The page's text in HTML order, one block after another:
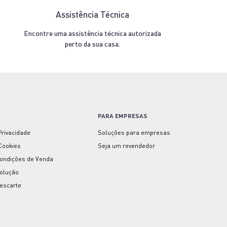
Assistência Técnica
Encontre uma assistência técnica autorizada
perto da sua casa.
de Venda
PARA EMPRESAS
Soluções para empresas
Seja um revendedor